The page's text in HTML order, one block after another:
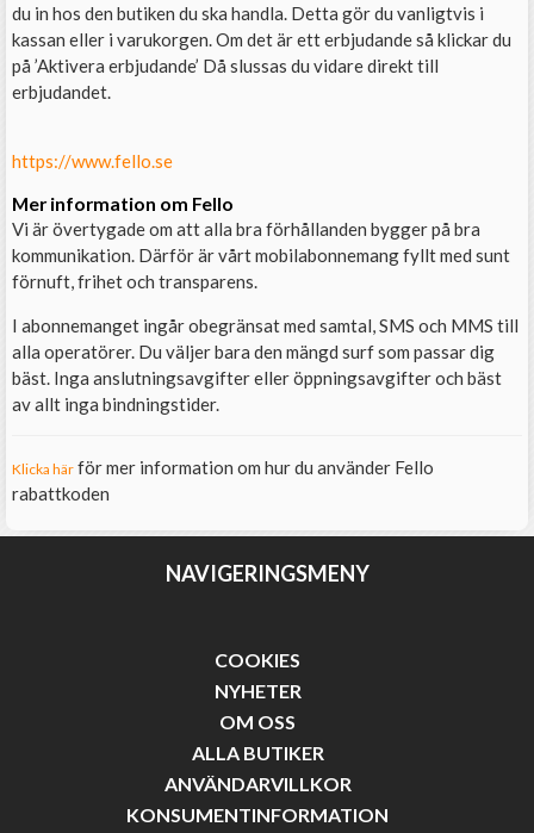
du in hos den butiken du ska handla. Detta gör du vanligtvis i
kassan eller i varukorgen. Om det är ett erbjudande så klickar du
på ’Aktivera erbjudande’ Då slussas du vidare direkt till
erbjudandet.
https://www.fello.se
Mer information om Fello
Vi är övertygade om att alla bra förhållanden bygger på bra
kommunikation. Därför är vårt mobilabonnemang fyllt med sunt
förnuft, frihet och transparens.
I abonnemanget ingår obegränsat med samtal, SMS och MMS till
alla operatörer. Du väljer bara den mängd surf som passar dig
bäst. Inga anslutningsavgifter eller öppningsavgifter och bäst
av allt inga bindningstider.
Klicka här för mer information om hur du använder Fello
rabattkoden
NAVIGERINGSMENY
COOKIES
NYHETER
OM OSS
ALLA BUTIKER
ANVÄNDARVILLKOR
KONSUMENTINFORMATION